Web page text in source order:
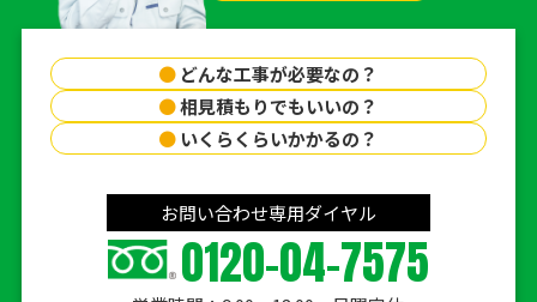
● どんな工事が必要なの？
●相見積もりでもいいの？
● いくらくらいかかるの？
お問い合わせ専用ダイヤル
0120-04-7575